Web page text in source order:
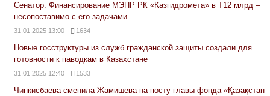
Сенатор: Финансирование МЭПР РК «Казгидромета» в Т12 млрд –
несопоставимо с его задачами
31.01.2025 13:00 1634
Новые госструктуры из служб гражданской защиты создали для
готовности к паводкам в Казахстане
31.01.2025 12:40 1533
Чинкисбаева сменила Жамишева на посту главы фонда «Қазақстан